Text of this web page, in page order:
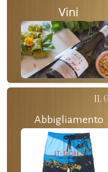
Vini
IL
Abbigliamento